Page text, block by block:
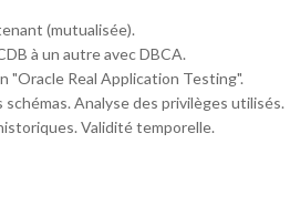
(mutualisée).
à un autre avec DBCA.
Real Application Testing".
Analyse des privilèges utilisés.
Validité temporelle.